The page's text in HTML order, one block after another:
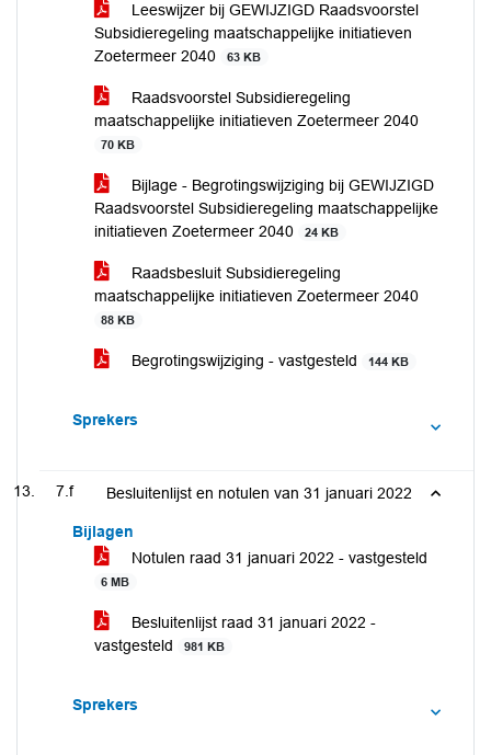
Leeswijzer bij GEWIJZIGD Raadsvoorstel
Subsidieregeling maatschappelijke initiatieven
Zoetermeer 2040
63 KB
Raadsvoorstel Subsidieregeling
maatschappelijke initiatieven Zoetermeer 2040
70 KB
Bijlage - Begrotingswijziging bij GEWIJZIGD
Raadsvoorstel Subsidieregeling maatschappelijke
initiatieven Zoetermeer 2040
24 KB
Raadsbesluit Subsidieregeling
maatschappelijke initiatieven Zoetermeer 2040
88 KB
Begrotingswijziging - vastgesteld 144 KB
Sprekers
7.f Besluitenlijst en notulen van 31 januari 2022
Bijlagen
Notulen raad 31 januari 2022 - vastgesteld
6 MB
Besluitenlijst raad 31 januari 2022 -
vastgesteld
981 KB
Sprekers